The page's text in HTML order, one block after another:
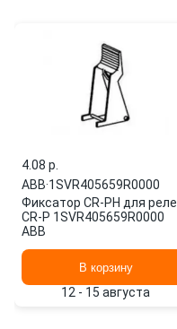
4.08 p.
ABB·1SVR405659R0000
Фиксатор CR-PH для реле
CR-P 1SVR405659R0000
ABB
В корзину
12 - 15 августа